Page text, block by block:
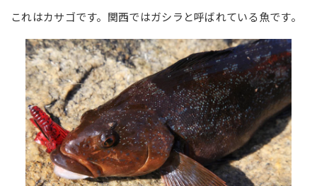
これはカサゴです。関西ではガシラと呼ばれている魚です。